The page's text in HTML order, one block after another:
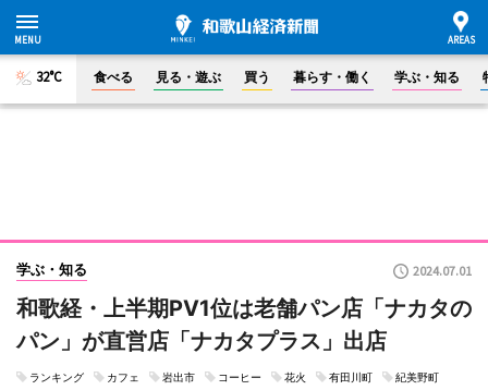
32°C 食べる 見る・遊ぶ 買う 暮らす・働く 学ぶ・知る
学ぶ・知る 2024.07.01
和歌経・上半期PV1位は老舗パン店「ナカタの
パン」が直営店「ナカタプラス」出店
ランキング カフェ 岩出市 コーヒー 花火 有田川町
紀美野町